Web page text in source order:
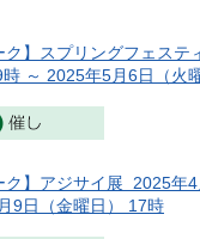
ク】スプリングフェス
時 ～ 2025年5月6日（火
ク】アジサイ展 2025年
9日（金曜日） 17時